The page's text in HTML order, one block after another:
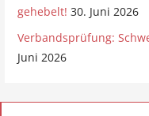
gehebelt! 30. Juni 2026
Verbandsprüfung:
Juni 2026